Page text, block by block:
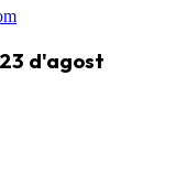
d'agost